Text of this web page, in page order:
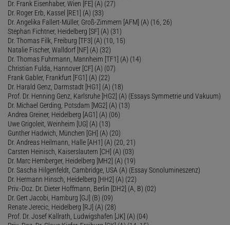
Dr. Frank Eisenhaber, Wien [FE] (A) (27)
Dr. Roger Erb, Kassel [RE1] (A) (33)
Dr. Angelika Fallert-Müller, Groß-Zimmern [AFM] (A) (16, 26)
Stephan Fichtner, Heidelberg [SF] (A) (31)
Dr. Thomas Filk, Freiburg [TF3] (A) (10, 15)
Natalie Fischer, Walldorf [NF] (A) (32)
Dr. Thomas Fuhrmann, Mannheim [TF1] (A) (14)
Christian Fulda, Hannover [CF] (A) (07)
Frank Gabler, Frankfurt [FG1] (A) (22)
Dr. Harald Genz, Darmstadt [HG1] (A) (18)
Prof. Dr. Henning Genz, Karlsruhe [HG2] (A) (Essays Symmetrie und Vakuum)
Dr. Michael Gerding, Potsdam [MG2] (A) (13)
Andrea Greiner, Heidelberg [AG1] (A) (06)
Uwe Grigoleit, Weinheim [UG] (A) (13)
Gunther Hadwich, München [GH] (A) (20)
Dr. Andreas Heilmann, Halle [AH1] (A) (20, 21)
Carsten Heinisch, Kaiserslautern [CH] (A) (03)
Dr. Marc Hemberger, Heidelberg [MH2] (A) (19)
Dr. Sascha Hilgenfeldt, Cambridge, USA (A) (Essay Sonolumineszenz)
Dr. Hermann Hinsch, Heidelberg [HH2] (A) (22)
Priv.-Doz. Dr. Dieter Hoffmann, Berlin [DH2] (A, B) (02)
Dr. Gert Jacobi, Hamburg [GJ] (B) (09)
Renate Jerecic, Heidelberg [RJ] (A) (28)
Prof. Dr. Josef Kallrath, Ludwigshafen [JK] (A) (04)